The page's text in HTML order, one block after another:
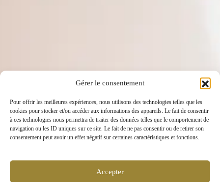
Gérer le consentement
Pour offrir les meilleures expériences, nous utilisons des technologies telles que les
cookies pour stocker et/ou accéder aux informations des appareils. Le fait de consentir
à ces technologies nous permettra de traiter des données telles que le comportement de
navigation ou les ID uniques sur ce site. Le fait de ne pas consentir ou de retirer son
consentement peut avoir un effet négatif sur certaines caractéristiques et fonctions.
Accepter